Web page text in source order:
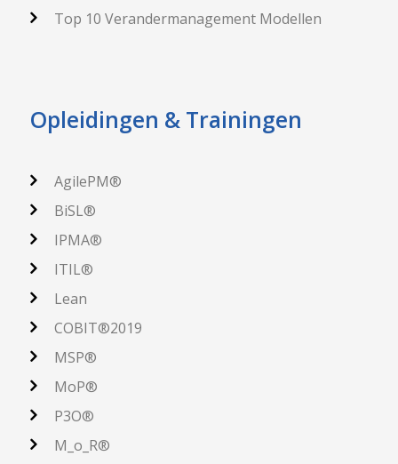
Top 10 Verandermanagement Modellen
Opleidingen & Trainingen
AgilePM®
BiSL®
IPMA®
ITIL®
Lean
COBIT®2019
MSP®
MoP®
P3O®
M_o_R®